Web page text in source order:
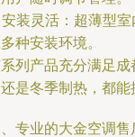
装灵活：超薄型
种安装环境。
列产品充分满足
是冬季制热，都能
专业的大金空调售